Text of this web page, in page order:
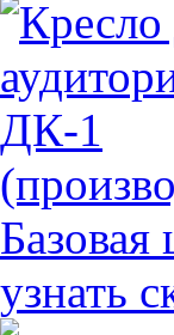
Базовая
узнать